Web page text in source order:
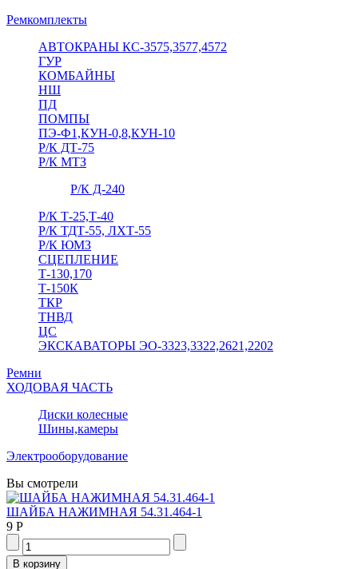
Ремкомплекты
АВТОКРАНЫ КС-3575,3577,4572
ГУР
КОМБАЙНЫ
НШ
ПД
ПОМПЫ
ПЭ-Ф1,КУН-0,8,КУН-10
Р/К ДТ-75
Р/К МТЗ
Р/К Д-240
Р/К Т-25,Т-40
Р/К ТДТ-55, ЛХТ-55
Р/К ЮМЗ
СЦЕПЛЕНИЕ
Т-130,170
Т-150К
ТКР
ТНВД
ЦС
ЭКСКАВАТОРЫ ЭО-3323,3322,2621,2202
Ремни
ХОДОВАЯ ЧАСТЬ
Диски колесные
Шины,камеры
Электрооборудование
Вы смотрели
ШАЙБА НАЖИМНАЯ 54.31.464-1
9 Р